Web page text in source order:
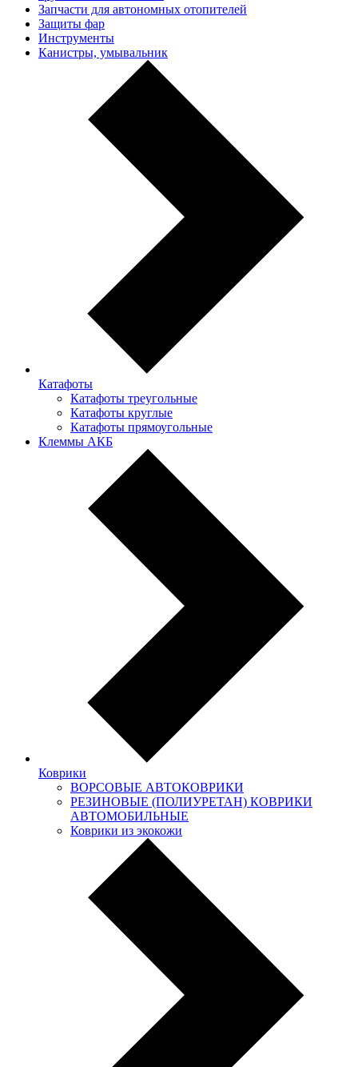
Запчасти для автономных отопителей
Защиты фар
Инструменты
Канистры, умывальник
Катафоты
Катафоты треугольные
Катафоты круглые
Катафоты прямоугольные
Клеммы АКБ
Коврики
ВОРСОВЫЕ АВТОКОВРИКИ
РЕЗИНОВЫЕ (ПОЛИУРЕТАН) КОВРИКИ
АВТОМОБИЛЬНЫЕ
Коврики из экокожи